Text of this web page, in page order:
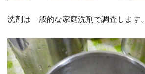
洗剤は一般的な家庭洗剤で調査します。